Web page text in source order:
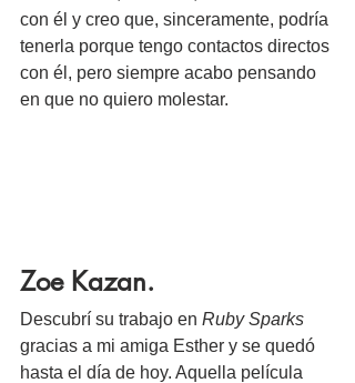
con él y creo que, sinceramente, podría
tenerla porque tengo contactos directos
con él, pero siempre acabo pensando
en que no quiero molestar.
Zoe Kazan.
Descubrí su trabajo en Ruby Sparks
gracias a mi amiga Esther y se quedó
hasta el día de hoy. Aquella película